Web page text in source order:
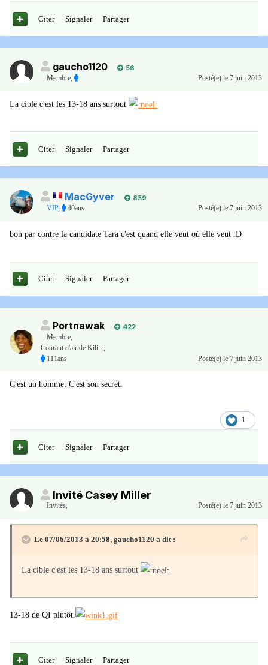
Citer Signaler Partager
gaucho1120
56
Membre, Posté(e) le 7 juin 2013
La cible c'est les 13-18 ans surtout
Citer Signaler Partager
MacGyver
859
VIP, 40ans Posté(e) le 7 juin 2013
bon par contre la candidate Tara c'est quand elle veut où elle veut :D
Citer Signaler Partager
Portnawak
422
Membre,
Courant d'air de Kili...,
111ans
Posté(e) le 7 juin 2013
C'est un homme. C'est son secret.
1
Citer Signaler Partager
Invité Casey Miller
Invités, Posté(e) le 7 juin 2013
Le 07/06/2013 à 20:58, gaucho1120 a dit :
La cible c'est les 13-18 ans surtout
13-18 de QI plutôt.
Citer Signaler Partager